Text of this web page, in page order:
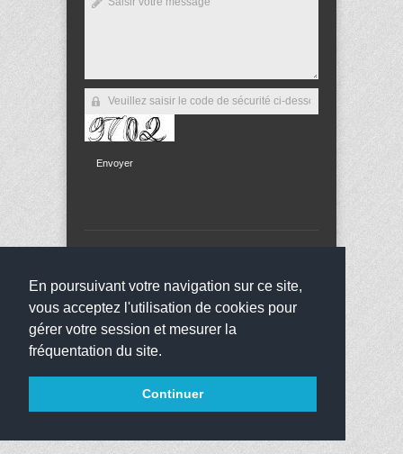
En poursuivant votre navigation sur ce site,
vous acceptez l'utilisation de cookies pour
gérer votre session et mesurer la
fréquentation du site.
Continuer
Envoyer
websco